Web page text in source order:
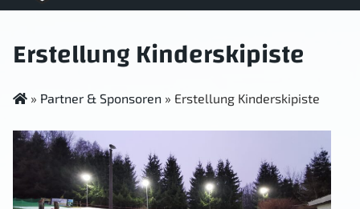
Erstellung Kinderskipiste
» Partner & Sponsoren » Erstellung Kinderskipiste